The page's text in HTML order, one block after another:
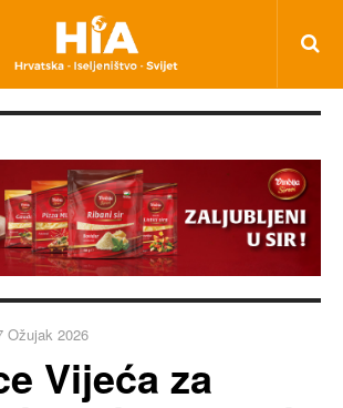
Ožujak 2026
Vijeća za